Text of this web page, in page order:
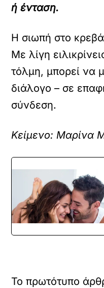
ή ένταση.
Η σιωπή στο
Με λίγη
τόλμη, μπορεί να
διάλογο – σε
σύνδεση.
Κείμενο: Μαρίνα
Το πρωτότυπο